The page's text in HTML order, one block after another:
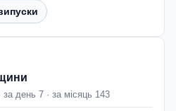
за день 7 · за місяць 143